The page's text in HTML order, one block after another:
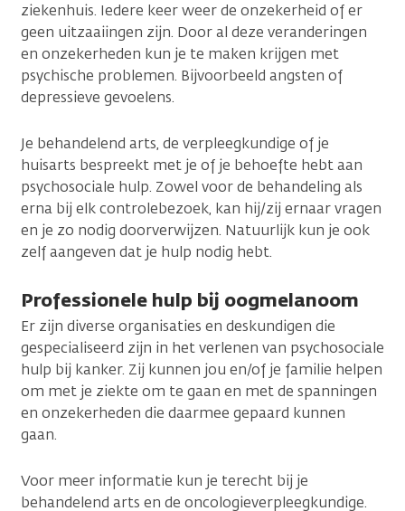
ziekenhuis. Iedere keer weer de onzekerheid of er
geen uitzaaiingen zijn. Door al deze veranderingen
en onzekerheden kun je te maken krijgen met
psychische problemen. Bijvoorbeeld angsten of
depressieve gevoelens.
Je behandelend arts, de verpleegkundige of je
huisarts bespreekt met je of je behoefte hebt aan
psychosociale hulp. Zowel voor de behandeling als
erna bij elk controlebezoek, kan hij/zij ernaar vragen
en je zo nodig doorverwijzen. Natuurlijk kun je ook
zelf aangeven dat je hulp nodig hebt.
Professionele hulp bij oogmelanoom
Er zijn diverse organisaties en deskundigen die
gespecialiseerd zijn in het verlenen van psychosociale
hulp bij kanker. Zij kunnen jou en/of je familie helpen
om met je ziekte om te gaan en met de spanningen
en onzekerheden die daarmee gepaard kunnen
gaan.
Voor meer informatie kun je terecht bij je
behandelend arts en de oncologieverpleegkundige.